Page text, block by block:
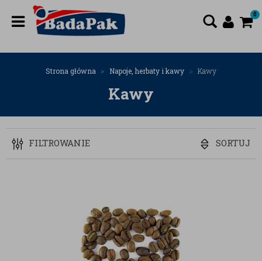
0
Strona główna Napoje, herbaty i kawy Kawy
Kawy
FILTROWANIE SORTUJ